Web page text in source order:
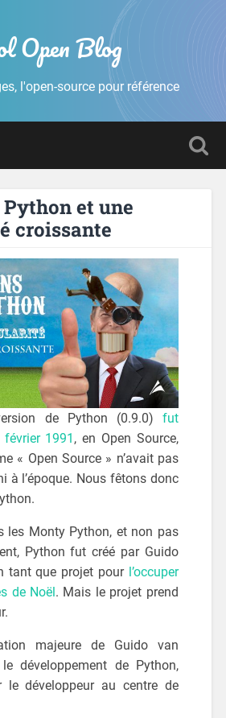
Open Blog
l'open-source pour référence
Python et une
croissante
de Python (0.9.0)
fut
1991 , en Open Source,
« Open Source » n’avait pas
à l’époque. Nous fêtons donc
les Monty Python, et non pas
Python fut créé par Guido
tant que projet pour l’occuper
de Noël. Mais le projet prend
majeure de Guido van
développement de Python,
le développeur au centre de